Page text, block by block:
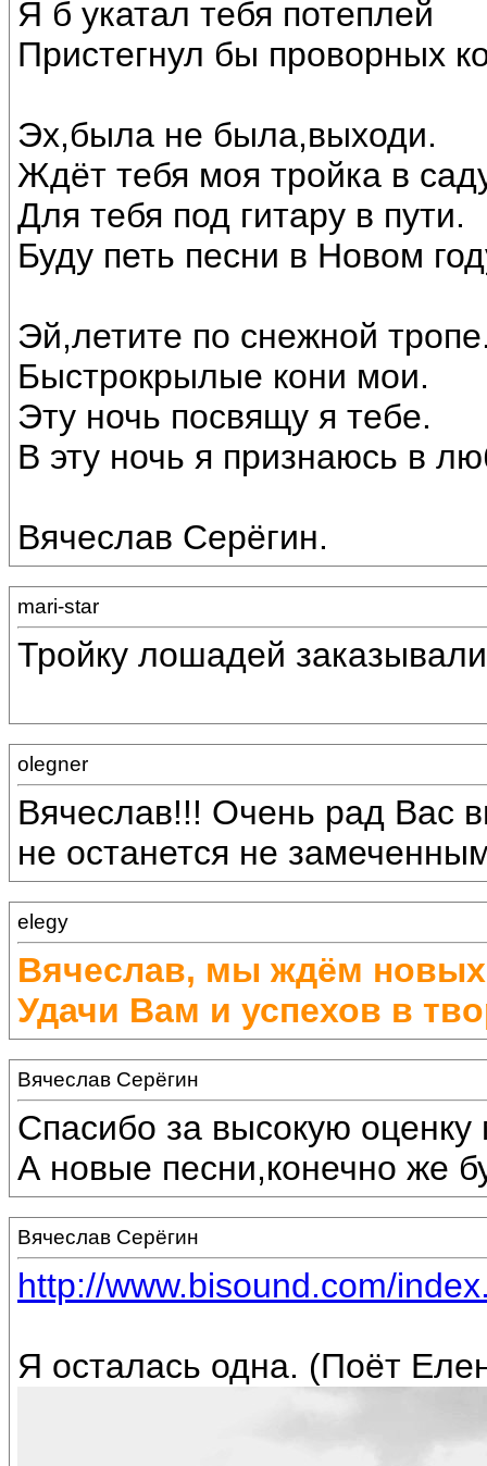
Я б укатал тебя потеплей
Пристегнул бы проворных
Эх,была не была,выходи.
Ждёт тебя моя тройка в
Для тебя под гитару в пути.
Буду петь песни в Новом
Эй,летите по снежной
Быстрокрылые кони мои.
Эту ночь посвящу я тебе.
В эту ночь я признаюсь в
Вячеслав Серёгин.
mari-star
Тройку лошадей
olegner
Вячеслав!!! Очень рад Вас
не останется не
elegy
Вячеслав, мы ждём
Удачи Вам и успехов в
Вячеслав Серёгин
Спасибо за высокую оценку
А новые песни,конечно же
Вячеслав Серёгин
http://www.bisound.com/
Я осталась одна. (Поёт